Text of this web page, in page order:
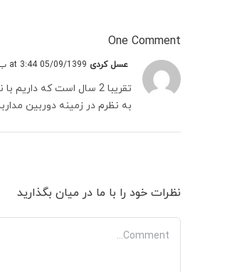
One Comment
عسل کردی
تقریبا 2 سال است که
به نظرم در زمینه دوربین
نظرات خود را با ما در میان بگذارید
Comment